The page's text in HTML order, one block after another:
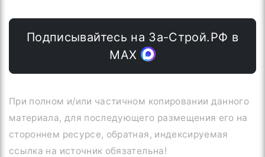
Подписывайтесь на За-Строй.РФ в
МАХ
При полном и/или частичном копировании данного
материала, для последующего размещения его на
стороннем ресурсе, обратная, индексируемая
ссылка на источник обязательна!